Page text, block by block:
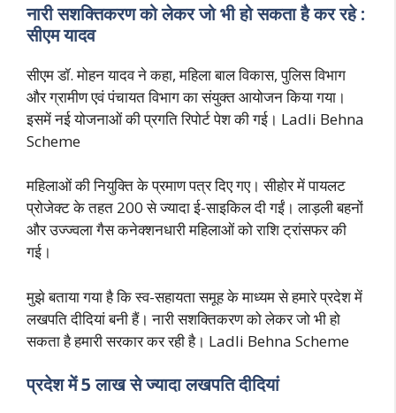
नारी सशक्तिकरण को लेकर जो भी हो सकता है कर रहे :
सीएम यादव
सीएम डॉ. मोहन यादव ने कहा, महिला बाल विकास, पुलिस विभाग
और ग्रामीण एवं पंचायत विभाग का संयुक्त आयोजन किया गया।
इसमें नई योजनाओं की प्रगति रिपोर्ट पेश की गई। Ladli Behna
Scheme
महिलाओं की नियुक्ति के प्रमाण पत्र दिए गए। सीहोर में पायलट
प्रोजेक्ट के तहत 200 से ज्यादा ई-साइकिल दी गईं। लाड़ली बहनों
और उज्ज्वला गैस कनेक्शनधारी महिलाओं को राशि ट्रांसफर की
गई।
मुझे बताया गया है कि स्व-सहायता समूह के माध्यम से हमारे प्रदेश में
लखपति दीदियां बनी हैं। नारी सशक्तिकरण को लेकर जो भी हो
सकता है हमारी सरकार कर रही है। Ladli Behna Scheme
प्रदेश में 5 लाख से ज्यादा लखपति दीदियां